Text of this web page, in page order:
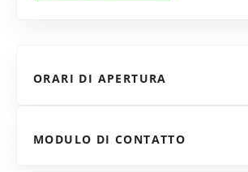
ORARI DI APERTURA
MODULO DI CONTATTO